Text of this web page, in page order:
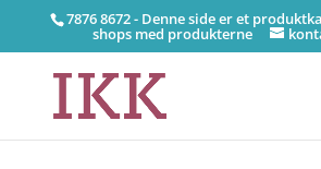
7876 8672 - Denne side er et
shops med produkterne